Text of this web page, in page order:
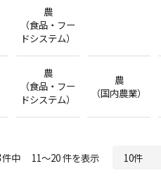
農
（食品・フー
ドシステム）
農
（食品・フー
ドシステム）
農
（国内農業）
件中 11～20 件を表示